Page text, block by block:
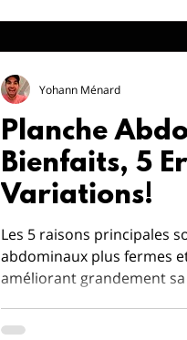
partenaire, et surtout,
Planche
Bienfaits, 5
Variations!
Les 5 raisons principales
abdominaux plus fermes
améliorant grandement
crucial d'avoir la forme
Yohann Ménard